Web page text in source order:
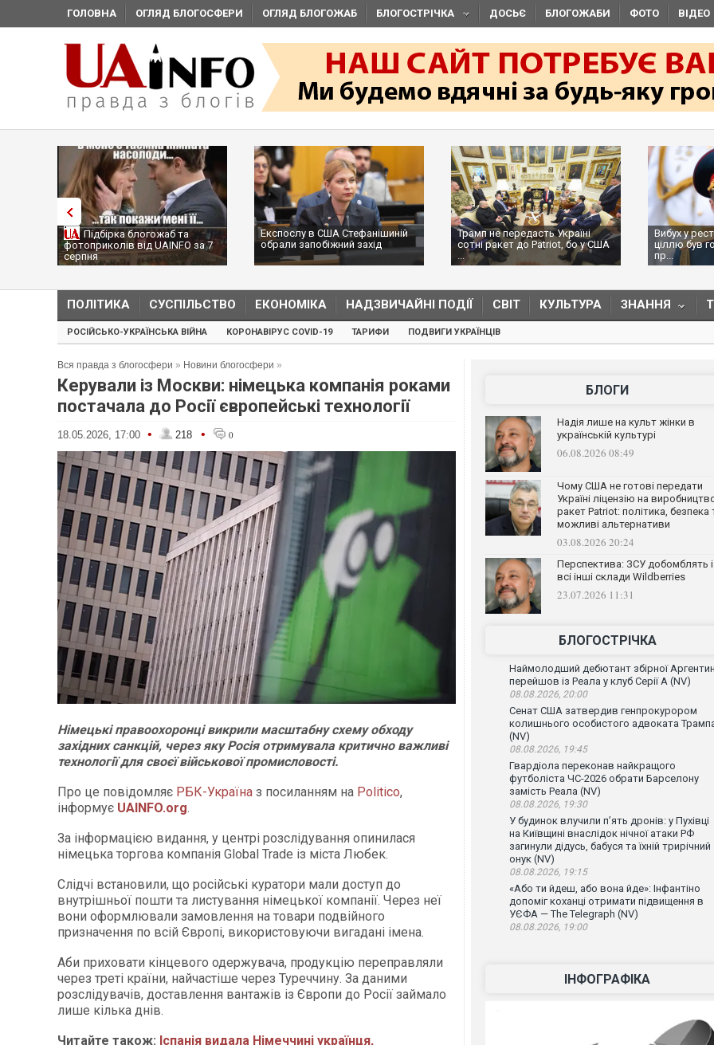
ГОЛОВНА ОГЛЯД БЛОГОСФЕРИ ОГЛЯД БЛОГОЖАБ БЛОГОСТРІЧКА ДОСЬЄ БЛОГОЖАБИ ФОТО ВІДЕО
Підбірка блогожаб та
фотоприколів від UAINFO за 7
серпня
Експослу в США Стефанішиній
обрали запобіжний захід
Трамп не передасть Україні
сотні ракет до Patriot, бо у США
...
Вибух у
ціллю був
пр...
ПОЛІТИКА СУСПІЛЬСТВО ЕКОНОМІКА НАДЗВИЧАЙНІ ПОДІЇ СВІТ КУЛЬТУРА ЗНАННЯ
РОСІЙСЬКО-УКРАЇНСЬКА ВІЙНА КОРОНАВІРУС COVID-19 ТАРИФИ ПОДВИГИ УКРАЇНЦІВ
Вся правда з блогосфери » Новини блогосфери »
Керували із Москви: німецька компанія роками
постачала до Росії європейські технології
18.05.2026, 17:00 • 218 • 0
Німецькі правоохоронці викрили масштабну схему обходу
західних санкцій, через яку Росія отримувала критично важливі
технології для своєї військової промисловості.
Про це повідомляє РБК-Україна з посиланням на Politico,
інформує UAINFO.org.
За інформацією видання, у центрі розслідування опинилася
німецька торгова компанія Global Trade із міста Любек.
Слідчі встановили, що російські куратори мали доступ до
внутрішньої пошти та листування німецької компанії. Через неї
вони оформлювали замовлення на товари подвійного
призначення по всій Європі, використовуючи вигадані імена.
Аби приховати кінцевого одержувача, продукцію переправляли
через треті країни, найчастіше через Туреччину. За даними
розслідувачів, доставлення вантажів із Європи до Росії займало
лише кілька днів.
Читайте також: Іспанія видала Німеччині українця,
БЛОГИ
Надія лише на культ жінки в
українській культурі
06.08.2026 08:49
Чому США не готові передати
Україні ліцензію на
ракет Patriot: політика, безпека
можливі альтернативи
03.08.2026 20:24
Перспектива: ЗСУ добомблять і
всі інші склади Wildberries
23.07.2026 11:31
БЛОГОСТРІЧКА
Наймолодший дебютант збірної
перейшов із Реала у клуб Серії А (NV)
08.08.2026, 20:00
Сенат США затвердив генпрокурором
колишнього особистого адвоката
(NV)
08.08.2026, 19:45
Гвардіола переконав найкращого
футболіста ЧС-2026 обрати Барселону
замість Реала (NV)
08.08.2026, 19:30
У будинок влучили п’ять дронів: у Пухівці
на Київщині внаслідок нічної атаки РФ
загинули дідусь, бабуся та їхній трирічний
онук (NV)
08.08.2026, 19:15
«Або ти йдеш, або вона йде»: Інфантіно
допоміг коханці отримати підвищення в
УЄФА — The Telegraph (NV)
08.08.2026, 19:00
ІНФОГРАФІКА